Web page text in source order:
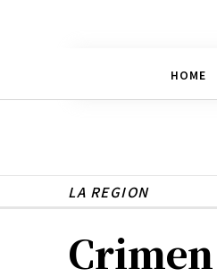
HOME
LA REGION